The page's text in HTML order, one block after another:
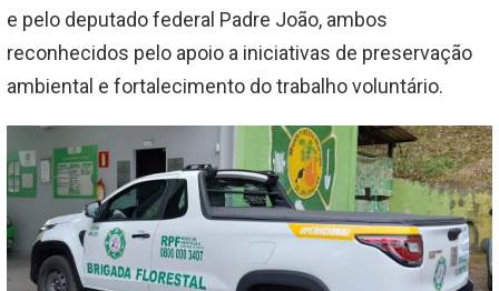
e pelo deputado federal Padre João, ambos
reconhecidos pelo apoio a iniciativas de preservação
ambiental e fortalecimento do trabalho voluntário.